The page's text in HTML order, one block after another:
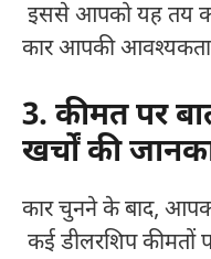
इससे आपको यह तय
कार आपकी
3. कीमत पर
खर्चों की
कार चुनने के बाद,
कई डीलरशिप कीमतों